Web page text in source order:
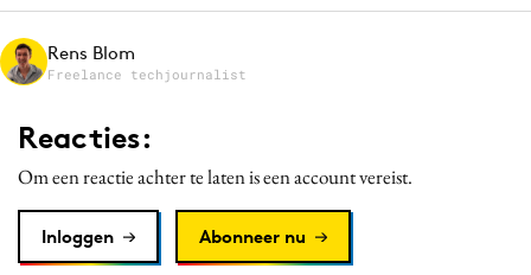
Merkstrategie
Programmatic
Purpose Marketing
Rens Blom
Freelance techjournalist
Reacties:
Om een reactie achter te laten is een account vereist.
Inloggen Abonneer nu